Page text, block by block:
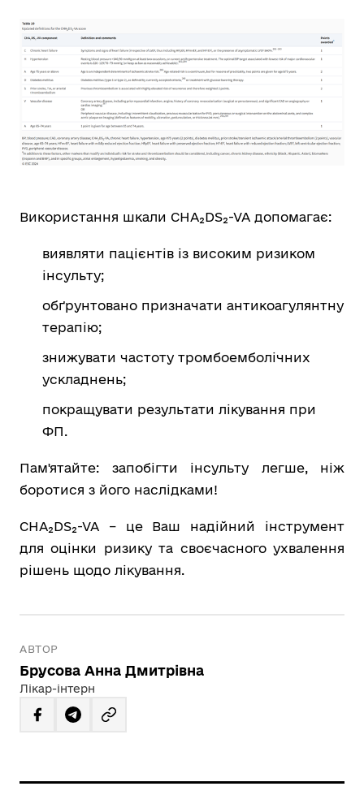
Використання шкали CHA₂DS₂-VA допомагає:
виявляти пацієнтів із високим ризиком
інсульту;
обґрунтовано призначати антикоагулянтну
терапію;
знижувати частоту тромбоемболічних
ускладнень;
покращувати результати лікування при
ФП.
Пам'ятайте: запобігти інсульту легше, ніж
боротися з його наслідками!
CHA₂DS₂-VA – це Ваш надійний інструмент
для оцінки ризику та своєчасного ухвалення
рішень щодо лікування.
АВТОР
Брусова Анна Дмитрівна
Лікар-інтерн